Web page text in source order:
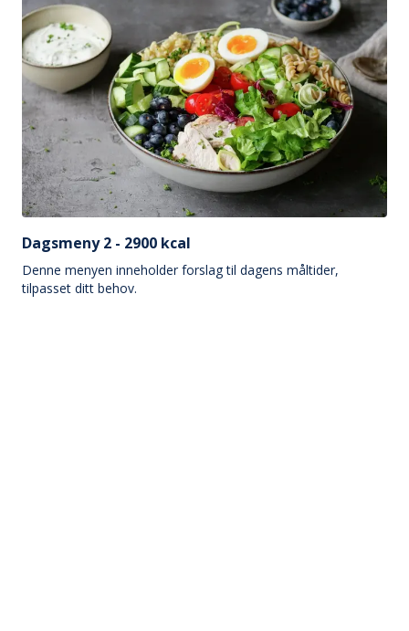
Dagsmeny 2 - 2900 kcal
Denne menyen inneholder forslag til dagens måltider,
tilpasset ditt behov.